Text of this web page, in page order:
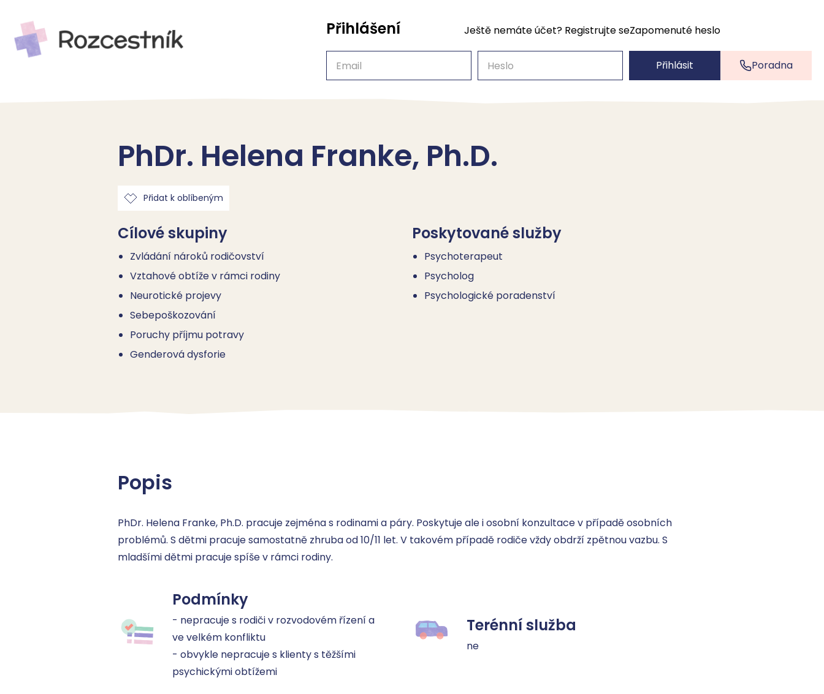
Poradna
Přihlášení Ještě nemáte účet? Registrujte seZapomenuté heslo
Přihlásit
PhDr. Helena Franke, Ph.D.
Přidat k oblíbeným
Cílové skupiny
Zvládání nároků rodičovství
Vztahové obtíže v rámci rodiny
Neurotické projevy
Sebepoškozování
Poruchy příjmu potravy
Genderová dysforie
Poskytované služby
Psychoterapeut
Psycholog
Psychologické poradenství
Popis
PhDr. Helena Franke, Ph.D. pracuje zejména s rodinami a páry. Poskytuje ale i osobní konzultace v případě osobních
problémů. S dětmi pracuje samostatně zhruba od 10/11 let. V takovém případě rodiče vždy obdrží zpětnou vazbu. S
mladšími dětmi pracuje spíše v rámci rodiny.
Podmínky
- nepracuje s rodiči v rozvodovém řízení a
ve velkém konfliktu
- obvykle nepracuje s klienty s těžšími
psychickými obtížemi
Terénní služba
ne